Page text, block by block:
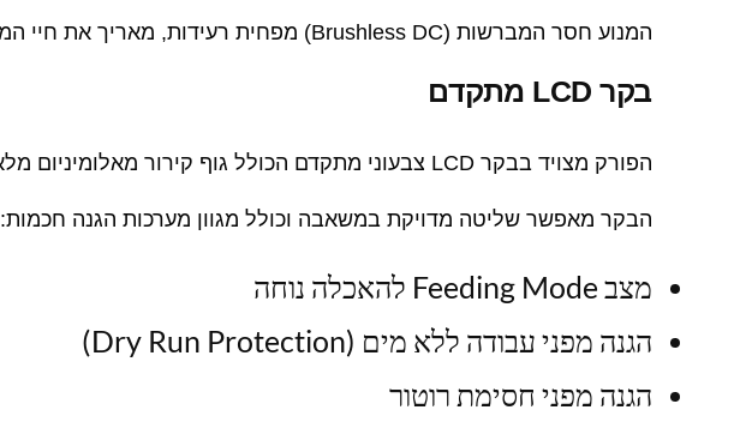
המנוע חסר המברשות (Brushless DC) מפחית רעידות, מאריך את חיי המשאבה ומבטיח פעולה חלקה ושקטה.
בקר LCD מתקדם
הפורק מצויד בבקר LCD צבעוני מתקדם הכולל גוף קירור מאלומיניום מלא, המסייע לפיזור חום יעיל ומבטיח אמינות גבוהה גם בעבודה ממושכת.
הבקר מאפשר שליטה מדויקת במשאבה וכולל מגוון מערכות הגנה חכמות:
מצב Feeding Mode להאכלה נוחה
הגנה מפני עבודה ללא מים (Dry Run Protection)
הגנה מפני חסימת רוטור